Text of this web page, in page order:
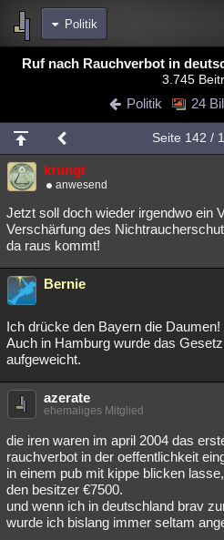
Politik
Bereiche
Blogs
Chat Wiki Neuigkeiten
meine Rubriken
Menschen
Spiritualität Verschwörungen
Natur Umfragen
weitere Rubriken
Philosophie
Astronomie Helpdesk Gruppen
Übersichten
Lesenswert Schlüsselwörter
Ruf nach Rauchverbot in
3.745
Politik 24
Seite 142 /
krungt
anwesend
Jetzt soll doch wieder irgendwo ein
Verschärfung des
da raus kommt!
Bernie
Ich drücke den Bayern die Daumen!
Auch in Hamburg wurde das
aufgeweicht.
azerate
ehemaliges Mitglied
die iren waren im april 2004 das
rauchverbot in der oeffentlichkeit
in einem pub mit kippe blicken
den besitzer €7500.
und wenn ich in deutschland brav
wurde ich bislang immer seltam